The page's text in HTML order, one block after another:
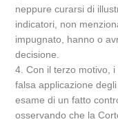
neppure curarsi di
indicatori, non
impugnato, hanno o
decisione.
4. Con il terzo motivo,
falsa applicazione
esame di un fatto
osservando che la